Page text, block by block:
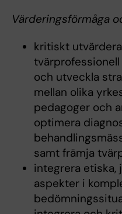
Värderingsförmåga
kritiskt
tvärprofessionell
och utveckla
mellan olika
pedagoger och
optimera
samt främja
integrera etiska,
aspekter i